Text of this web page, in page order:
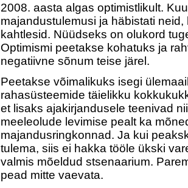
2008. aasta algas optimistlikult.
majandustulemusi ja häbistati
kahtlesid. Nüüdseks on olukord
Optimismi peetakse kohatuks ja
negatiivne sõnum teise järel.
Peetakse võimalikuks isegi
rahasüsteemide täielikku
et lisaks ajakirjandusele teenivad
meeleolude levimise pealt ka
majandusringkonnad. Ja kui
tulema, siis ei hakka tööle ükski
valmis mõeldud stsenaarium.
pead mitte vaevata.